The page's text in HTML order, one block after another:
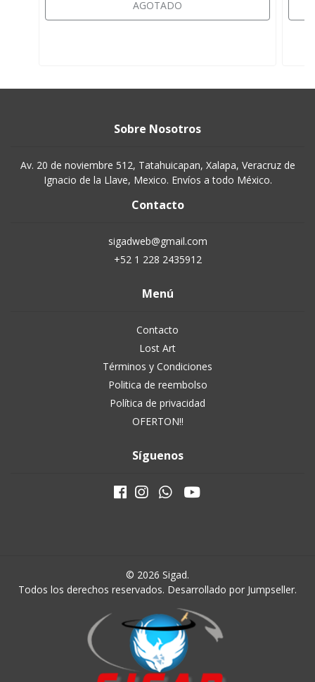
AGOTADO
Sobre Nosotros
Av. 20 de noviembre 512, Tatahuicapan, Xalapa, Veracruz de
Ignacio de la Llave, Mexico. Envíos a todo México.
Contacto
sigadweb@gmail.com
+52 1 228 2435912
Menú
Contacto
Lost Art
Términos y Condiciones
Politica de reembolso
Política de privacidad
OFERTON!!
Síguenos
© 2026 Sigad.
Todos los derechos reservados. Desarrollado por Jumpseller.